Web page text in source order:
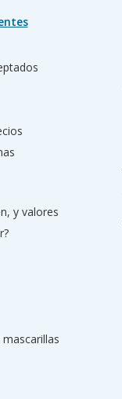
y valores